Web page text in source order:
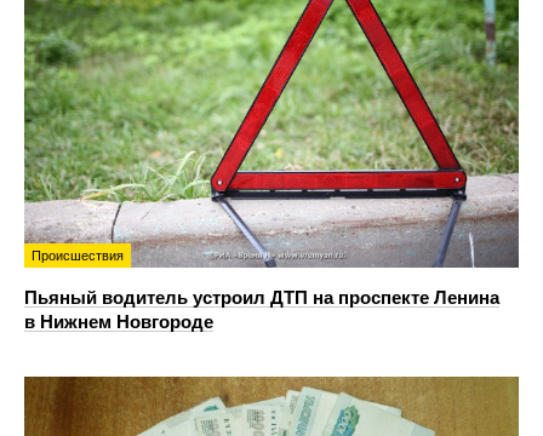
Происшествия
Пьяный водитель устроил ДТП на проспекте Ленина
в Нижнем Новгороде